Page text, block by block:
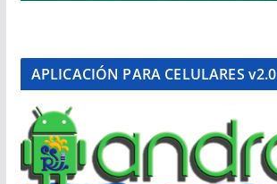
APLICACIÓN PARA CELULARES v2.0